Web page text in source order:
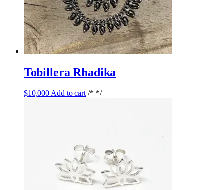
Tobillera Rhadika
$10,000 Add to cart /* */